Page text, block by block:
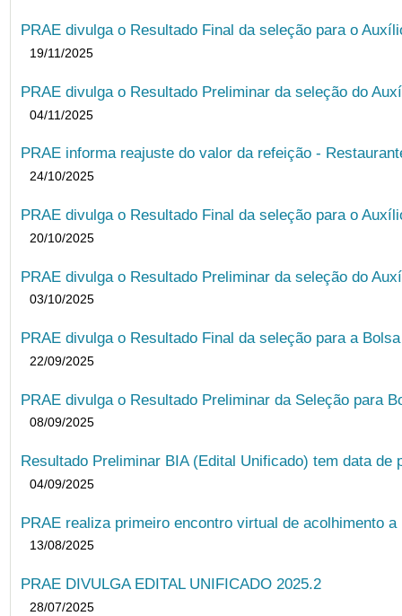
PRAE divulga o Resultado Final da seleção para o
19/11/2025
PRAE divulga o Resultado Preliminar da seleção do
04/11/2025
PRAE informa reajuste do valor da refeição -
24/10/2025
PRAE divulga o Resultado Final da seleção para o
20/10/2025
PRAE divulga o Resultado Preliminar da seleção do
03/10/2025
PRAE divulga o Resultado Final da seleção para a
22/09/2025
PRAE divulga o Resultado Preliminar da Seleção para
08/09/2025
Resultado Preliminar BIA (Edital Unificado) tem data de
04/09/2025
PRAE realiza primeiro encontro virtual de acolhimento
13/08/2025
PRAE DIVULGA EDITAL UNIFICADO 2025.2
28/07/2025